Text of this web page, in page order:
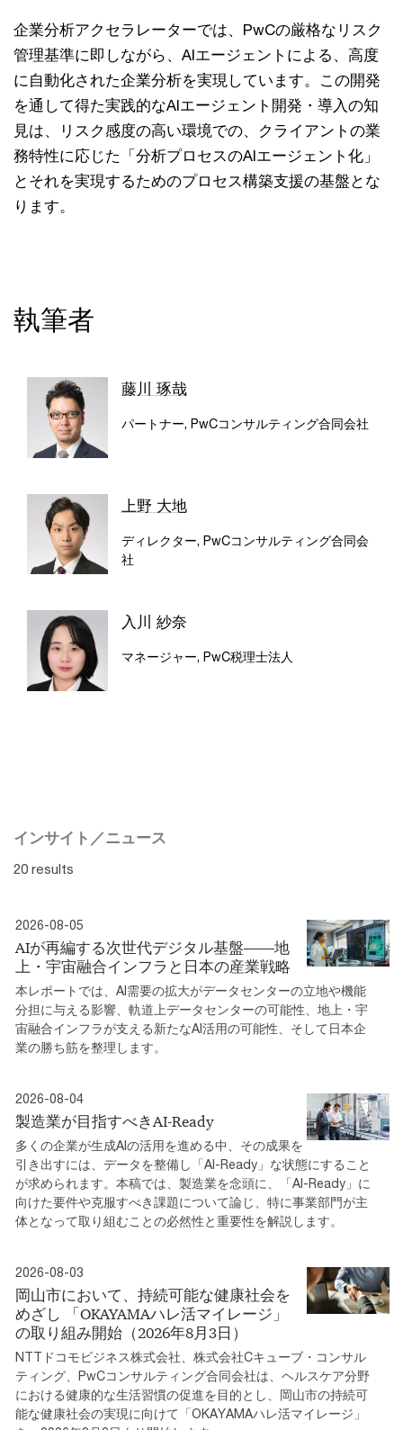
企業分析アクセラレーターでは、PwCの厳格なリスク
管理基準に即しながら、AIエージェントによる、高度
に自動化された企業分析を実現しています。この開発
を通して得た実践的なAIエージェント開発・導入の知
見は、リスク感度の高い環境での、クライアントの業
務特性に応じた「分析プロセスのAIエージェント化」
とそれを実現するためのプロセス構築支援の基盤とな
ります。
執筆者
藤川 琢哉
パートナー, PwCコンサルティング合同会社
上野 大地
ディレクター, PwCコンサルティング合同会
社
入川 紗奈
マネージャー, PwC税理士法人
インサイト／ニュース
20 results
2026-08-05
AIが再編する次世代デジタル基盤――地
上・宇宙融合インフラと日本の産業戦略
本レポートでは、AI需要の拡大がデータセンターの立地や機能
分担に与える影響、軌道上データセンターの可能性、地上・宇
宙融合インフラが支える新たなAI活用の可能性、そして日本企
業の勝ち筋を整理します。
2026-08-04
製造業が目指すべきAI-Ready
多くの企業が生成AIの活用を進める中、その成果を
引き出すには、データを整備し「AI-Ready」な状態にすること
が求められます。本稿では、製造業を念頭に、「AI-Ready」に
向けた要件や克服すべき課題について論じ、特に事業部門が主
体となって取り組むことの必然性と重要性を解説します。
2026-08-03
岡山市において、持続可能な健康社会を
めざし 「OKAYAMAハレ活マイレージ」
の取り組み開始（2026年8月3日）
NTTドコモビジネス株式会社、株式会社Cキューブ・コンサル
ティング、PwCコンサルティング合同会社は、ヘルスケア分野
における健康的な生活習慣の促進を目的とし、岡山市の持続可
能な健康社会の実現に向けて「OKAYAMAハレ活マイレージ」